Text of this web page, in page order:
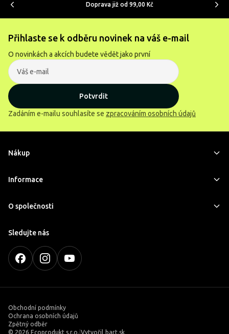
Doprava již od 99,00 Kč
Přihlaste se k odběru novinek na váš e-mail
O novinkách a akcích budete vědět jako první
Potvrdit
Zadáním e-mailu souhlasíte se zpracováním osobních údajů
Nákup
Informace
O společnosti
Sledujte nás
Obchodní podmínky
Ochrana osobních údajů
Zpětný odběr
© 2026 Ecoprodukt s.r.o. Vytvořil bart.sk